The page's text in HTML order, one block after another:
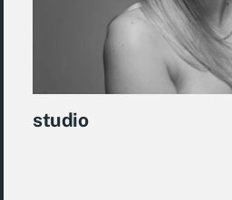
studio